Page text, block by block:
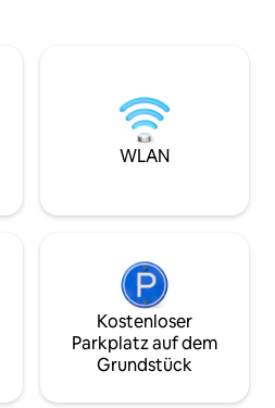
auf den
Bett,
die sich
mit
nutze die voll
Klimaanlagen in
WLAN und
Schlafplätze für
WLAN
Kostenloser
Parkplatz auf dem
Grundstück